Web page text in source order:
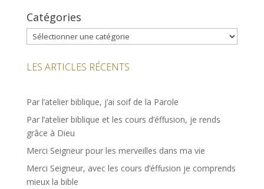
Catégories
Catégories
LES ARTICLES RÉCENTS
Par l’atelier biblique, j’ai soif de la Parole
Par l’atelier biblique et les cours d’éffusion, je rends
grâce à Dieu
Merci Seigneur pour les merveilles dans ma vie
Merci Seigneur, avec les cours d’éffusion je comprends
mieux la bible